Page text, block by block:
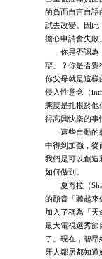
的負面自言自語
試去改變。因此
擔心申請會失敗。
你是否認為，
辯」？你是否覺
你父母就是這樣
侵入性意念（
態度是扎根於他
得高興快樂的事
這些自動的想
中得到加強，從
我們是可以創造
如何做到。
夏奇拉（
的顫音「聽起來
加入了稱為「天
最大電視選秀節
了。現在，碧
牙人鄰居都知道